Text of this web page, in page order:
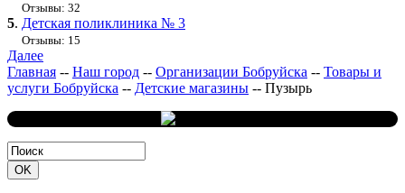
Отзывы: 32
5. Детская поликлиника № 3
Отзывы: 15
Далее
Главная -- Наш город -- Организации Бобруйска -- Товары и
услуги Бобруйска -- Детские магазины -- Пузырь